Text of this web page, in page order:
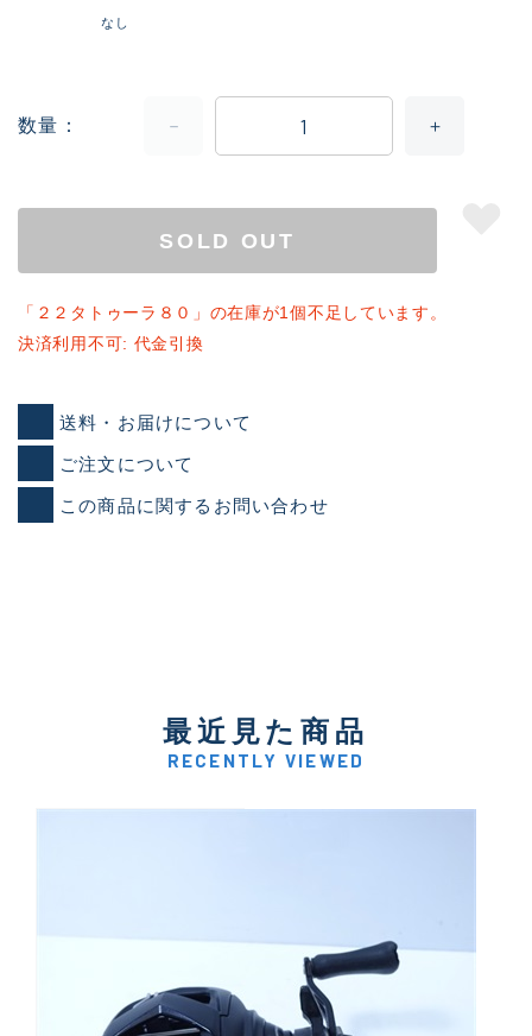
なし
数量
SOLD OUT
「２２タトゥーラ８０」の在庫が1個不足しています。
決済利用不可: 代金引換
送料・お届けについて
ご注文について
この商品に関するお問い合わせ
最近見た商品
RECENTLY VIEWED